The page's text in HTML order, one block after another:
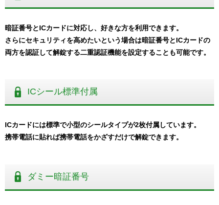
暗証番号とICカードに対応し、好きな方を利用できます。
さらにセキュリティを高めたいという場合は暗証番号とICカードの
両方を認証して解錠する二重認証機能を設定することも可能です。
ICシール標準付属
ICカードには標準で小型のシールタイプが2枚付属しています。
携帯電話に貼れば携帯電話をかざすだけで解錠できます。
ダミー暗証番号